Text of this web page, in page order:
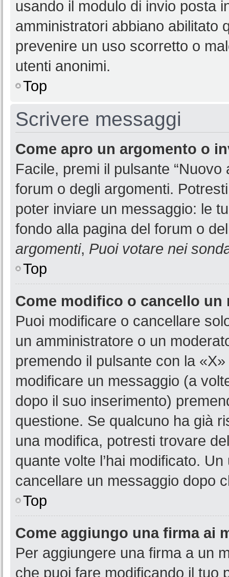
usando il modulo di invio posta
amministratori abbiano abilitato
prevenire un uso scorretto o
utenti anonimi.
Top
Scrivere messaggi
Come apro un argomento o
Facile, premi il pulsante
forum o degli argomenti.
poter inviare un messaggio: le
fondo alla pagina del forum o
argomenti, Puoi votare nei
Top
Come modifico o cancello un
Puoi modificare o cancellare
un amministratore o un
premendo il pulsante con la
modificare un messaggio (a
dopo il suo inserimento)
questione. Se qualcuno ha già
una modifica, potresti trovare
quante volte l’hai modificato.
cancellare un messaggio dopo
Top
Come aggiungo una firma ai
Per aggiungere una firma a un
che puoi fare modificando il tuo